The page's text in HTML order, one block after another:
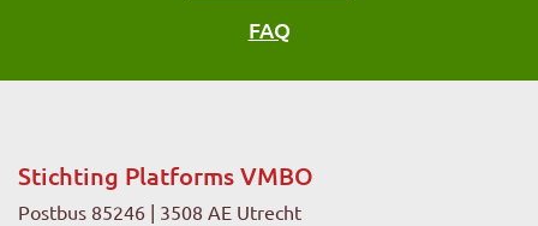
FAQ
Stichting Platforms VMBO
Postbus 85246 | 3508 AE Utrecht